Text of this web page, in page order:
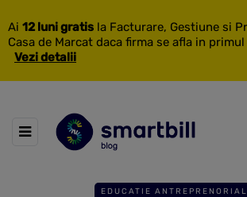
Ai 12 luni gratis la Facturare, Gestiune si
Casa de Marcat daca firma se afla in
Vezi detalii
EDUCATIE